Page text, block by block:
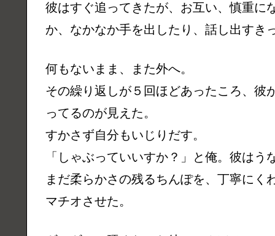
彼はすぐ追ってきたが、お互い、慎重に
か、なかなか手を出したり、話し出すき
何もないまま、また外へ。
その繰り返しが５回ほどあったころ、彼
ってるのが見えた。
すかさず自分もいじりだす。
「しゃぶっていいすか？」と俺。彼はう
まだ柔らかさの残るちんぽを、丁寧に
マチオさせた。